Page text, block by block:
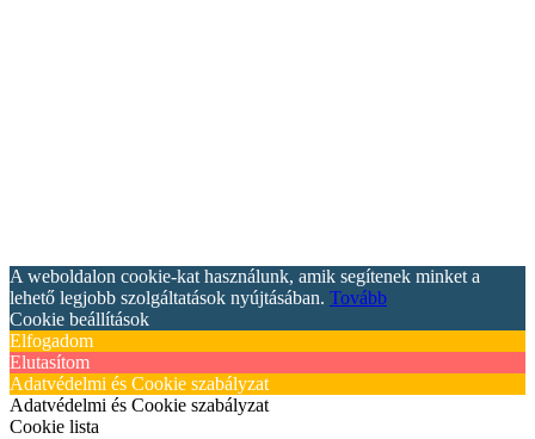
A weboldalon cookie-kat használunk, amik segítenek minket a
lehető legjobb szolgáltatások nyújtásában. Tovább
Cookie beállítások
Elfogadom
Elutasítom
Adatvédelmi és Cookie szabályzat
Adatvédelmi és Cookie szabályzat
Cookie lista